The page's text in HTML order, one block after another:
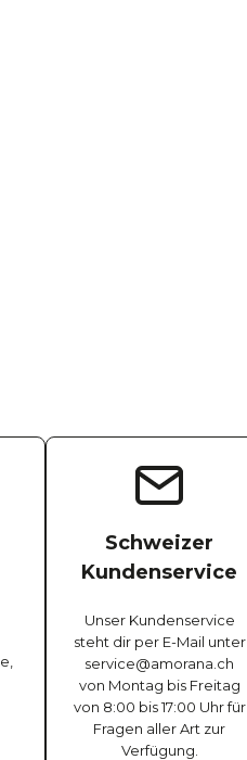
Schweizer
Kundenservice
Unser Kundenservice
steht dir per E-Mail unter
service@amorana.ch
von Montag bis Freitag
von 8:00 bis 17:00 Uhr für
Fragen aller Art zur
Verfügung.